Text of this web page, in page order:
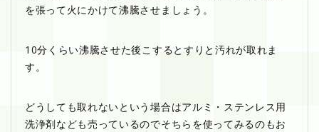
を張って火にかけて沸騰させましょう。
10分くらい沸騰させた後こするとすりと汚れが取れま
す。
どうしても取れないという場合はアルミ・ステンレス用
洗浄剤なども売っているのでそちらを使ってみるのもお